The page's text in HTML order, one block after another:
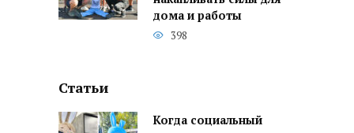
дома и работы
398
Статьи
Когда социальный